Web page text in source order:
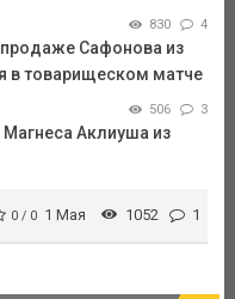
830 4
Сафонова из
в товарищеском матче
506 3
Аклиуша из
0 / 0 1 Мая 1052 1